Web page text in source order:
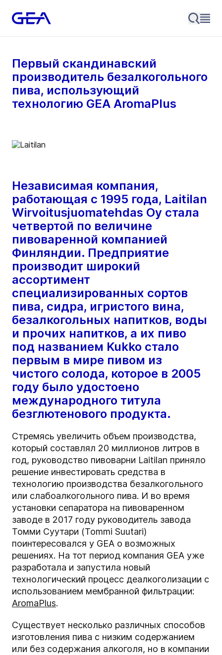
Первый скандинавский
производитель безалкогольного
пива, использующий
технологию GEA AromaPlus
Независимая компания,
работающая с 1995 года, Laitilan
Wirvoitusjuomatehdas Oy стала
четвертой по величине
пивоваренной компанией
Финляндии. Предприятие
производит широкий
ассортимент
специализированных сортов
пива, сидра, игристого вина,
безалкогольных напитков, воды
и прочих напитков, а их пиво
под названием Kukko стало
первым в мире пивом из
чистого солода, которое в 2005
году было удостоено
международного титула
безглютенового продукта.
Стремясь увеличить объем производства,
который составлял 20 миллионов литров в
год, руководство пивоварни Laitilan приняло
решение инвестировать средства в
технологию производства безалкогольного
или слабоалкогольного пива. И во время
установки сепаратора на пивоваренном
заводе в 2017 году руководитель завода
Томми Суутари (Tommi Suutari)
поинтересовался у GEA о возможных
решениях. На тот период компания GEA уже
разработала и запустила новый
технологический процесс деалкоголизации с
использованием мембранной фильтрации:
AromaPlus.
Существует несколько различных способов
изготовления пива с низким содержанием
или без содержания алкоголя, но в компании